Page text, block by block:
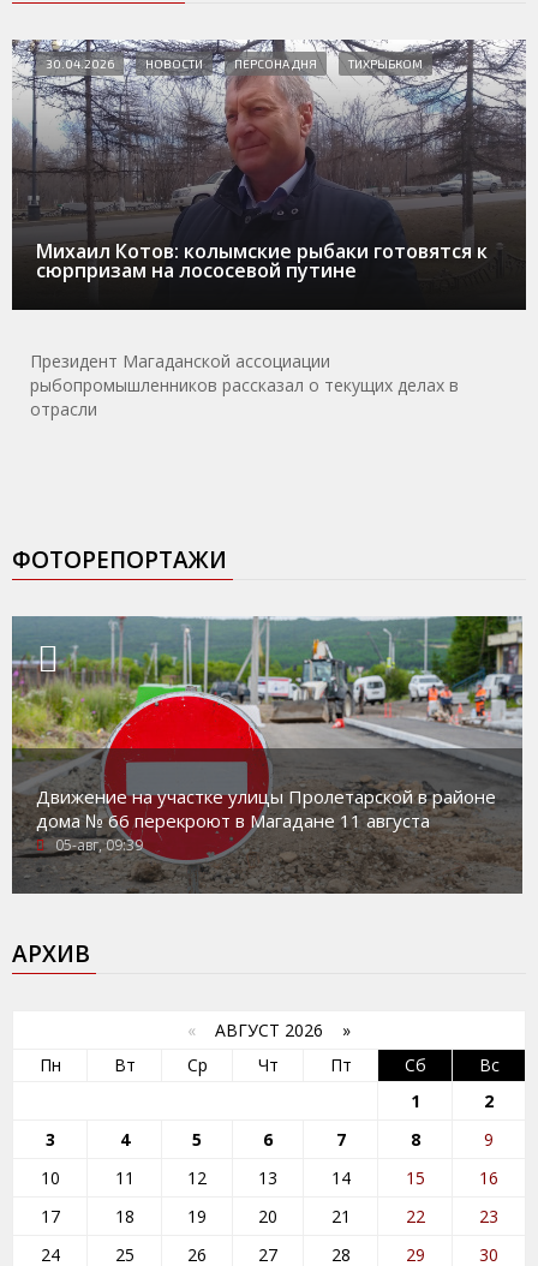
Михаил Котов: колымские рыбаки готовятся к
сюрпризам на лососевой путине
30.04.2026 НОВОСТИ ПЕРСОНА ДНЯ ТИХРЫБКОМ
Президент Магаданской ассоциации
рыбопромышленников рассказал о текущих делах в
отрасли
ФОТОРЕПОРТАЖИ
Движение на участке улицы Пролетарской в районе
дома № 66 перекроют в Магадане 11 августа
05-авг, 09:39
АРХИВ
« АВГУСТ 2026 »
Пн
Вт Ср Чт Пт Сб
Вс
1
2
3
4 5 6 7 8
9
10
11 12 13 14 15
16
17
18 19 20 21 22
23
24
25 26 27 28 29 30